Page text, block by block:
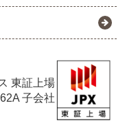
東証上場
子会社